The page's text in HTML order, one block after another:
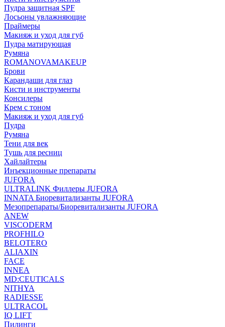
Пудра защитная SPF
Лосьоны увлажняющие
Праймеры
Макияж и уход для губ
Пудра матирующая
Румяна
ROMANOVAMAKEUP
Брови
Карандаши для глаз
Кисти и инструменты
Консилеры
Крем с тоном
Макияж и уход для губ
Пудра
Румяна
Тени для век
Тушь для ресниц
Хайлайтеры
Инъекционные препараты
JUFORA
ULTRALINK Филлеры JUFORA
INNATA Биоревитализанты JUFORA
Мезопрепараты/Биоревитализанты JUFORA
ANEW
VISCODERM
PROFHILO
BELOTERO
ALIAXIN
FACE
INNEA
MD:CEUTICALS
NITHYA
RADIESSE
ULTRACOL
IQ LIFT
Пилинги